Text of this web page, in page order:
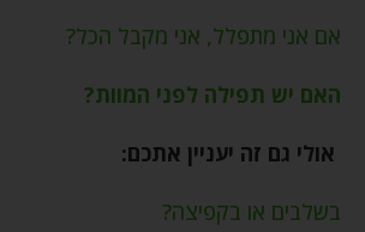
אם אני מתפלל, אני מקבל הכל?
האם יש תפילה לפני המוות?
אולי גם זה יעניין אתכם:
בשלבים או בקפיצה?